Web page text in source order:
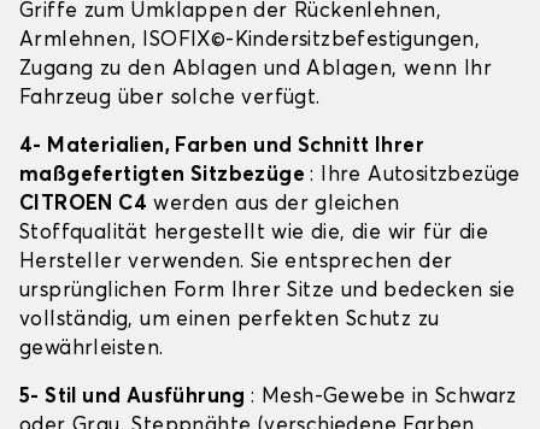
Griffe zum Umklappen der Rückenlehnen,
Armlehnen, ISOFIX©-Kindersitzbefestigungen,
Zugang zu den Ablagen und Ablagen, wenn Ihr
Fahrzeug über solche verfügt.
4- Materialien, Farben und Schnitt Ihrer
maßgefertigten Sitzbezüge: Ihre Autositzbezüge
CITROEN C4 werden aus der gleichen
Stoffqualität hergestellt wie die, die wir für die
Hersteller verwenden. Sie entsprechen der
ursprünglichen Form Ihrer Sitze und bedecken sie
vollständig, um einen perfekten Schutz zu
gewährleisten.
5- Stil und Ausführung: Mesh-Gewebe in Schwarz